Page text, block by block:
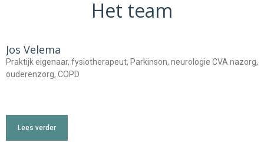
Het team
Jos Velema
Praktijk eigenaar, fysiotherapeut, Parkinson, neurologie CVA nazorg,
ouderenzorg, COPD
Lees verder